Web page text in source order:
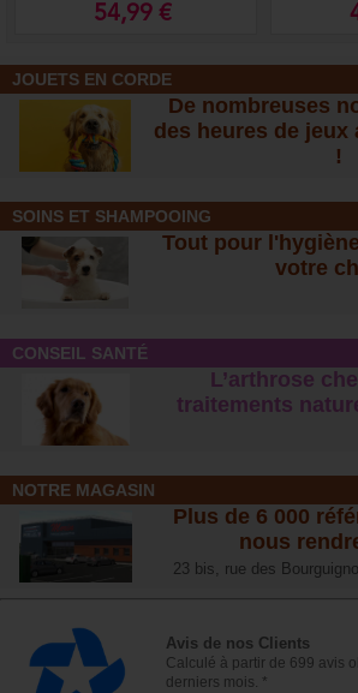
54,99 €
JOUETS EN CORDE
De nombreuses
des heures de jeux
!
SOINS ET SHAMPOOING
Tout pour
votre
CONSEIL SANTÉ
L’arthrose
traitements
NOTRE MAGASIN
Plus de 6 000
nous
23 bis, rue des
Avis de nos Clients
Calculé à partir de 699 avis
derniers mois. *